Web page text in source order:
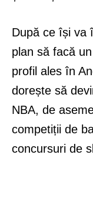
După ce își va
plan să facă
profil ales în
dorește să
NBA, de
competiții de
concursuri de